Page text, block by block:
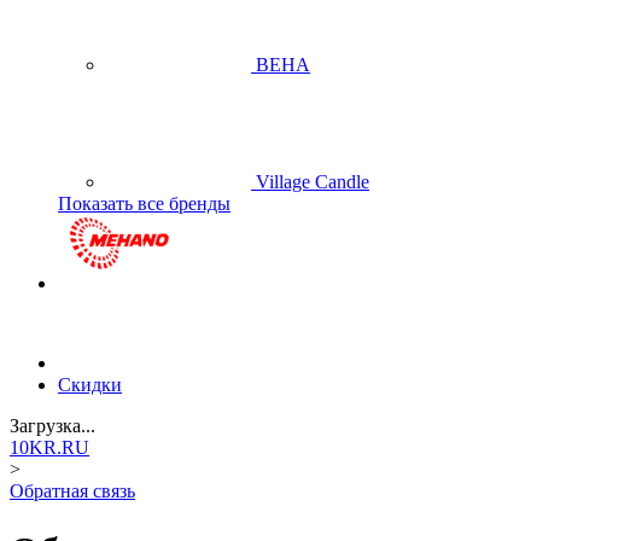
BEHA
Village Candle
Показать все бренды
Скидки
Загрузка...
10KR.RU
>
Обратная связь